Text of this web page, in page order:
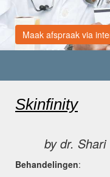
Maak afspraak via
Skinfinity
by dr. Shari
Behandelingen: